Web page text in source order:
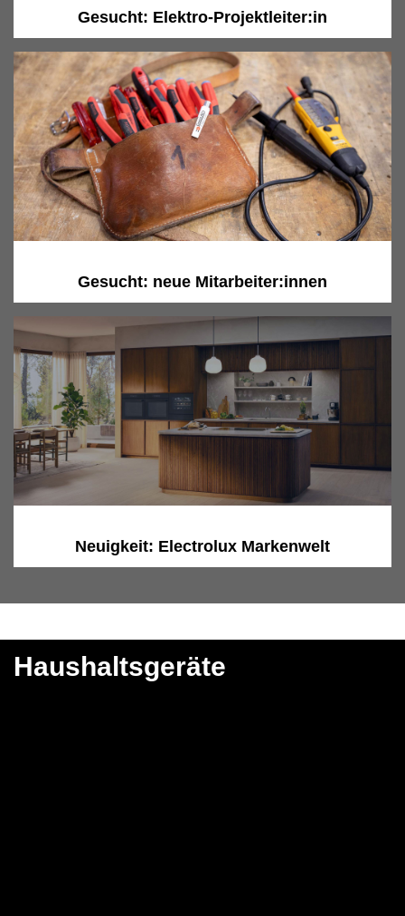
Gesucht: Elektro-Projektleiter:in
Gesucht: neue Mitarbeiter:innen
Neuigkeit: Electrolux Markenwelt
Haushaltsgeräte